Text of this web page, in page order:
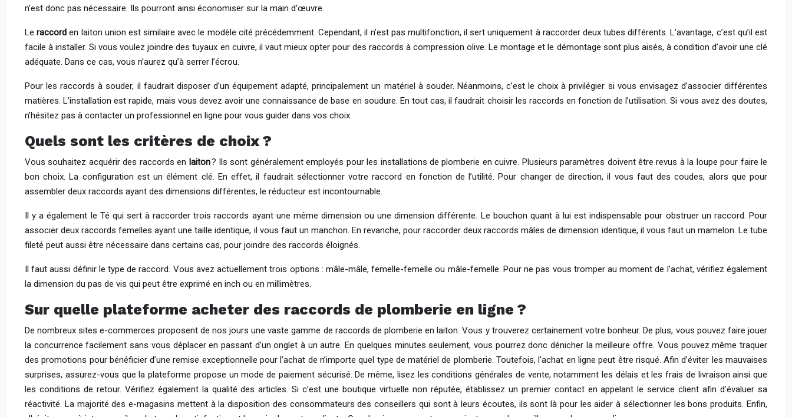
n’est donc pas nécessaire. Ils pourront ainsi économiser sur la main d’œuvre.
Leraccorden laiton union est similaire avec le modèle cité précédemment. Cependant, il n’est pas multifonction, il sert uniquement à raccorder deux tubes différents. L’avantage, c’est qu’il est
facile à installer. Si vous voulez joindre des tuyaux en cuivre, il vaut mieux opter pour des raccords à compression olive. Le montage et le démontage sont plus aisés, à condition d’avoir une clé
adéquate. Dans ce cas, vous n’aurez qu’à serrer l’écrou.
Pour les raccords à souder, il faudrait disposer d’un équipement adapté, principalement un matériel à souder. Néanmoins, c’est le choix à privilégier si vous envisagez d’associer différentes
matières. L’installation est rapide, mais vous devez avoir une connaissance de base en soudure. En tout cas, il faudrait choisir les raccords en fonction de l’utilisation. Si vous avez des doutes,
n’hésitez pas à contacter un professionnel en ligne pour vous guider dans vos choix.
Quels sont les critères de choix ?
Vous souhaitez acquérir des raccords en laiton? Ils sont généralement employés pour les installations de plomberie en cuivre. Plusieurs paramètres doivent être revus à la loupe pour faire le
bon choix. La configuration est un élément clé. En effet, il faudrait sélectionner votre raccord en fonction de l’utilité. Pour changer de direction, il vous faut des coudes, alors que pour
assembler deux raccords ayant des dimensions différentes, le réducteur est incontournable.
Il y a également le Té qui sert à raccorder trois raccords ayant une même dimension ou une dimension différente. Le bouchon quant à lui est indispensable pour obstruer un raccord. Pour
associer deux raccords femelles ayant une taille identique, il vous faut un manchon. En revanche, pour raccorder deux raccords mâles de dimension identique, il vous faut un mamelon. Le tube
fileté peut aussi être nécessaire dans certains cas, pour joindre des raccords éloignés.
Il faut aussi définir le type de raccord. Vous avez actuellement trois options : mâle-mâle, femelle-femelle ou mâle-femelle. Pour ne pas vous tromper au moment de l’achat, vérifiez également
la dimension du pas de vis qui peut être exprimé en inch ou en millimètres.
Sur quelle plateforme acheter des raccords de plomberie en ligne ?
De nombreux sites e-commerces proposent de nos jours une vaste gamme de raccords de plomberie en laiton. Vous y trouverez certainement votre bonheur. De plus, vous pouvez faire jouer
la concurrence facilement sans vous déplacer en passant d’un onglet à un autre. En quelques minutes seulement, vous pourrez donc dénicher la meilleure offre. Vous pouvez même traquer
des promotions pour bénéficier d’une remise exceptionnelle pour l’achat de n’importe quel type de matériel de plomberie. Toutefois, l’achat en ligne peut être risqué. Afin d’éviter les mauvaises
surprises, assurez-vous que la plateforme propose un mode de paiement sécurisé. De même, lisez les conditions générales de vente, notamment les délais et les frais de livraison ainsi que
les conditions de retour. Vérifiez également la qualité des articles. Si c’est une boutique virtuelle non réputée, établissez un premier contact en appelant le service client afin d’évaluer sa
réactivité. La majorité des e-magasins mettent à la disposition des consommateurs des conseillers qui sont à leurs écoutes, ils sont là pour les aider à sélectionner les bons produits. Enfin,